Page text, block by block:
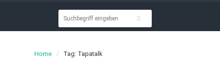
Home Tag: Tapatalk